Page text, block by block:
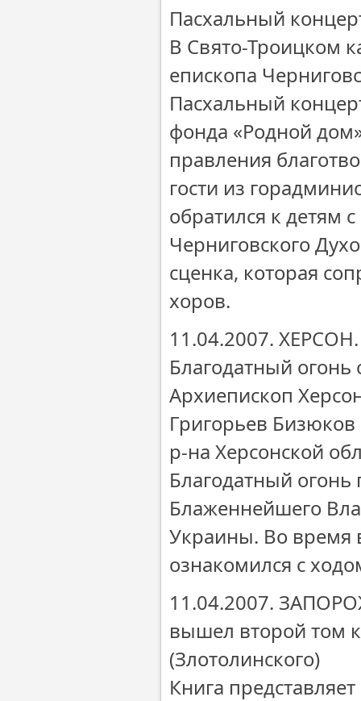
Пасхальный
В Свято-Троицком
епископа
Пасхальный
фонда «Родной
правления
гости из
обратился к детям
Черниговского
сценка, которая
хоров.
11.04.2007.
Благодатный огонь
Архиепископ
Григорьев
р-на Херсонской
Благодатный
Блаженнейшего
Украины. Во время
ознакомился с
11.04.2007.
вышел второй том
(Злотолинского)
Книга